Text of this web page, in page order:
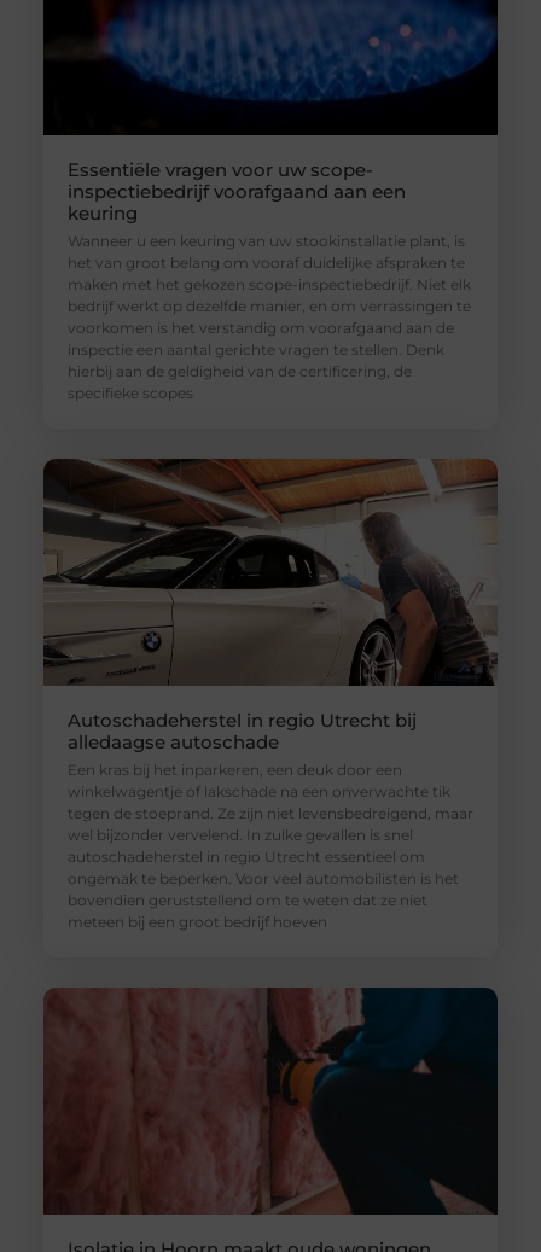
Essentiële vragen voor uw scope-
inspectiebedrijf voorafgaand aan een
keuring
Wanneer u een keuring van uw stookinstallatie plant, is
het van groot belang om vooraf duidelijke afspraken te
maken met het gekozen scope-inspectiebedrijf. Niet elk
bedrijf werkt op dezelfde manier, en om verrassingen te
voorkomen is het verstandig om voorafgaand aan de
inspectie een aantal gerichte vragen te stellen. Denk
hierbij aan de geldigheid van de certificering, de
specifieke scopes
Autoschadeherstel in regio Utrecht bij
alledaagse autoschade
Een kras bij het inparkeren, een deuk door een
winkelwagentje of lakschade na een onverwachte tik
tegen de stoeprand. Ze zijn niet levensbedreigend, maar
wel bijzonder vervelend. In zulke gevallen is snel
autoschadeherstel in regio Utrecht essentieel om
ongemak te beperken. Voor veel automobilisten is het
bovendien geruststellend om te weten dat ze niet
meteen bij een groot bedrijf hoeven